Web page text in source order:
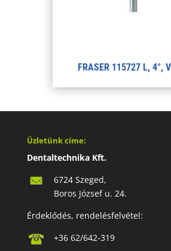
FRASER 115727 L, 4°,
Üzletünk címe:
Dentaltechnika Kft.
6724 Szeged,
Boros József u. 24.
Érdeklődés, rendelésfelvétel:
+36 62/642-319